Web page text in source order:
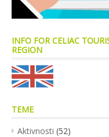
INFO FOR CELIAC
REGION
TEME
Aktivnosti (52)